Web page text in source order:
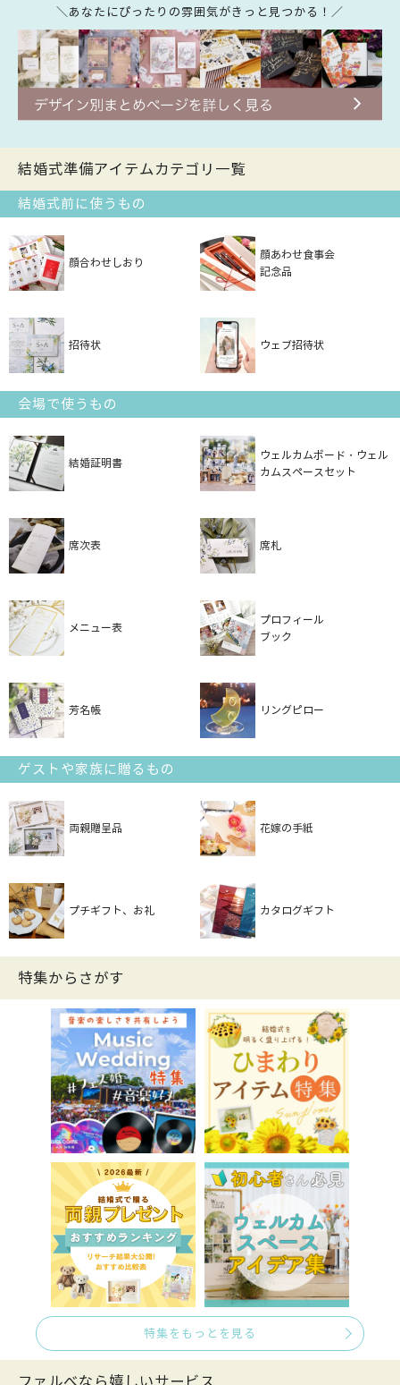
＼あなたにぴったりの雰囲気がきっと見つかる！／
結婚式準備アイテムカテゴリ一覧
結婚式前に使うもの
顔合わせしおり
顔あわせ食事会
記念品
招待状 ウェブ招待状
会場で使うもの
結婚証明書
ウェルカムボード・ウェル
カムスペースセット
席次表 席札
メニュー表
プロフィール
ブック
芳名帳 リングピロー
ゲストや家族に贈るもの
両親贈呈品 花嫁の手紙
プチギフト、お礼 カタログギフト
特集からさがす
特集をもっとを見る